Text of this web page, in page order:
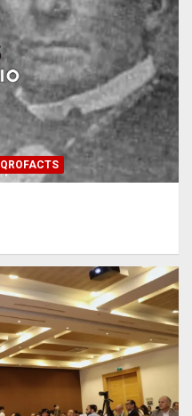
QROFACTS